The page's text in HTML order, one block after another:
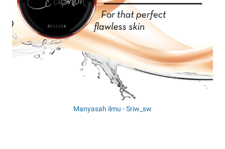
Manyasah ilmu - Sriw_sw